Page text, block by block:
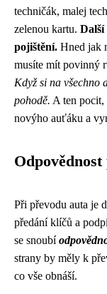
techničák, malej
zelenou kartu. Další
pojištění. Hned jak
musíte mít povinný
Když si na všechno
pohodě. A ten pocit,
novýho auťáku a
Při převodu auta je
předání klíčů a
se snoubí
strany by měly k
co vše obnáší.